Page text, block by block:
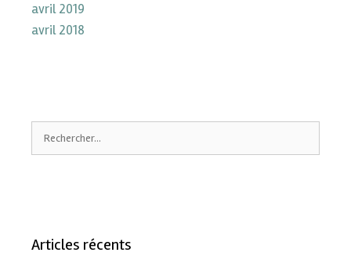
avril 2019
avril 2018
Articles récents